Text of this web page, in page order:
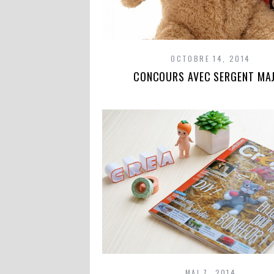
OCTOBRE 14, 2014
CONCOURS AVEC SERGENT